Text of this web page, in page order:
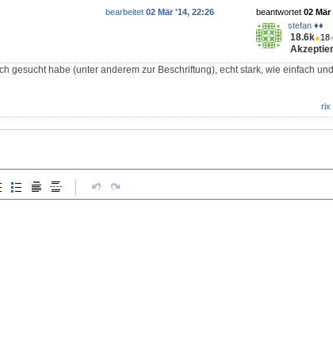
beantwortet 02 Mär
stefan ♦♦
18.6k●18
bearbeitet 02 Mär '14, 22:26
gesucht habe (unter anderem zur Beschriftung), echt stark, wie einfach
rix